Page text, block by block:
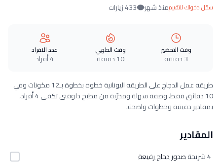
سجّل دخولك للتقييممنذ شهر 433 زيارات
وقت التحضير
3 دقيقة
وقت الطهي
10 دقيقة
عدد الافراد
4 أفراد
طريقة عمل الدجاج على الطريقة اليونانية خطوة بخطوة بـ12 مكونات وفي
10 دقائق فقط. وصفة سهلة ومجرّبة من مطبخ دلوقتي تكفي 4 أفراد،
بمقادير دقيقة وخطوات واضحة.
المقادير
4 شريحة
صدور دجاج رفيعة